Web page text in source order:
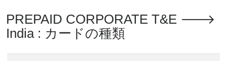
PREPAID CORPORATE T&E 🡒
India : カードの種類